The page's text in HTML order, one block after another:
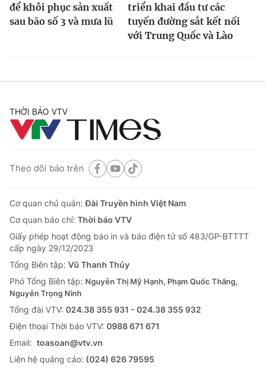
để khôi phục sản xuất
sau bão số 3 và mưa lũ
triển khai đầu tư các
tuyến đường sắt kết nối
với Trung Quốc và Lào
THỜI BÁO VTV
Theo dõi báo trên
Cơ quan chủ quản:Đài Truyền hình Việt Nam
Cơ quan báo chí: Thời báo VTV
Giấy phép hoạt động báo in và báo điện tử số 483/GP-BTTTT
cấp ngày 29/12/2023
Tổng Biên tập: Vũ Thanh Thủy
Phó Tổng Biên tập: Nguyễn Thị Mỹ Hạnh, Phạm Quốc Thắng,
Nguyễn Trọng Ninh
Tổng đài VTV: 024.38 355 931 - 024.38 355 932
Ðiện thoại Thời báo VTV: 0988 671 671
Email: toasoan@vtv.vn
Liên hệ quảng cáo: (024) 626 79595